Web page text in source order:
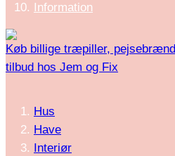
Information
Køb billige træpiller,
tilbud hos Jem og Fix
Hus
Have
Interiør